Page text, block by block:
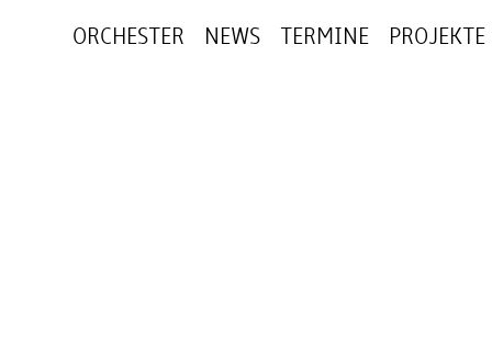
ORCHESTER NEWS TERMINE PROJEKTE